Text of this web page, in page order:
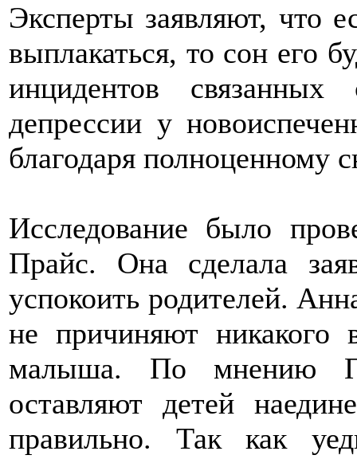
Эксперты заявляют, что
выплакаться, то сон его
инцидентов связанных
депрессии у
благодаря полноценному
Исследование было
Прайс. Она сделала
успокоить родителей.
не причиняют никакого
малыша. По мнению
оставляют детей
правильно. Так как